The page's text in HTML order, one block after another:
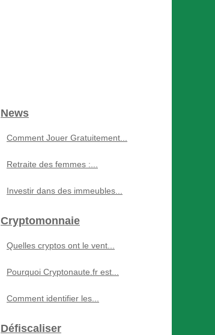
News
Comment Jouer Gratuitement...
Retraite des femmes :...
Investir dans des immeubles...
Cryptomonnaie
Quelles cryptos ont le vent...
Pourquoi Cryptonaute.fr est...
Comment identifier les...
Défiscaliser